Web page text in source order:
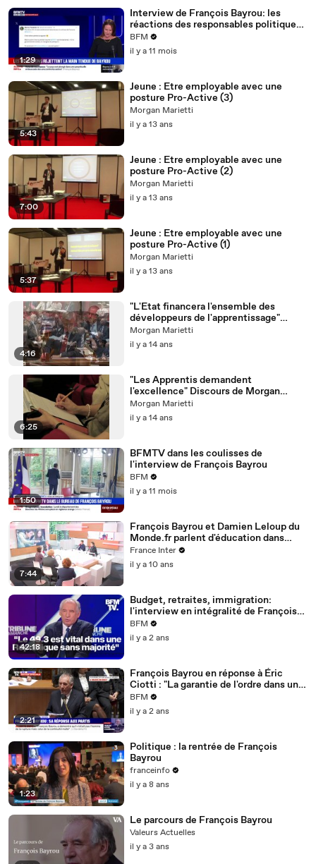
1:29
Interview de François Bayrou: les
réactions des responsables politiques
sur les réseaux sociaux
BFM
il y a 11 mois
5:43
Jeune : Etre employable avec une
posture Pro-Active (3)
Morgan Marietti
il y a 13 ans
7:00
Jeune : Etre employable avec une
posture Pro-Active (2)
Morgan Marietti
il y a 13 ans
5:37
Jeune : Etre employable avec une
posture Pro-Active (1)
Morgan Marietti
il y a 13 ans
4:16
"L'Etat financera l'ensemble des
développeurs de l'apprentissage"
Thierry Repentin
Morgan Marietti
il y a 14 ans
6:25
"Les Apprentis demandent
l'excellence" Discours de Morgan
Marietti à la Biennale de l'Education
Morgan Marietti
il y a 14 ans
1:50
BFMTV dans les coulisses de
l'interview de François Bayrou
BFM
il y a 11 mois
7:44
François Bayrou et Damien Leloup du
Monde.fr parlent d'éducation dans
Questions politiques
France Inter
il y a 10 ans
42:18
Budget, retraites, immigration:
l'interview en intégralité de François
Bayrou, président du Modem
BFM
il y a 2 ans
2:21
François Bayrou en réponse à Éric
Ciotti : "La garantie de l'ordre dans un
pays est la politique sociale la plus
indispensable"
BFM
il y a 2 ans
1:23
Politique : la rentrée de François
Bayrou
franceinfo
il y a 8 ans
Le parcours de François Bayrou
Valeurs Actuelles
il y a 3 ans